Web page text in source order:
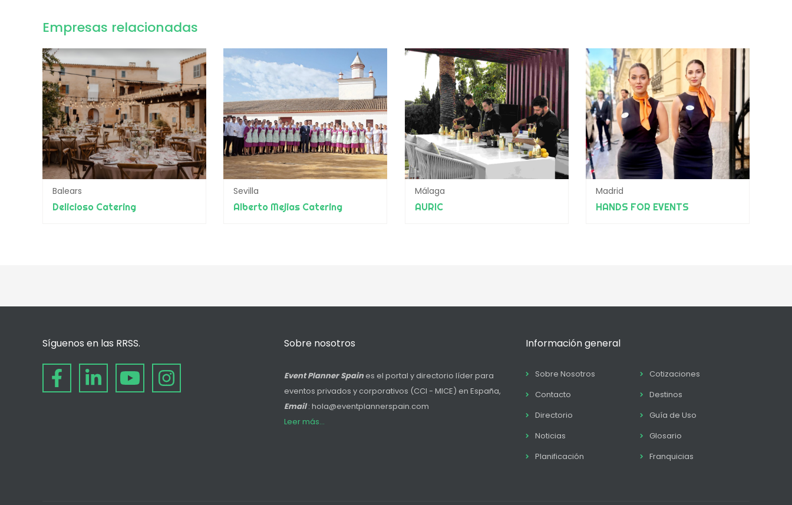
Empresas relacionadas
Balears
Delicioso Catering
Sevilla
Alberto Mejias Catering
Málaga
AURIC
Madrid
HANDS FOR EVENTS
Síguenos en las RRSS. Sobre nosotros
Event Planner Spaines el portal y directorio líder para
eventos privados y corporativos (CCI - MICE) en España,
Email: hola@eventplannerspain.com
Leer más...
Información general
Sobre Nosotros
Cotizaciones
Contacto
Destinos
Directorio
Guía de Uso
Noticias
Glosario
Planificación
Franquicias